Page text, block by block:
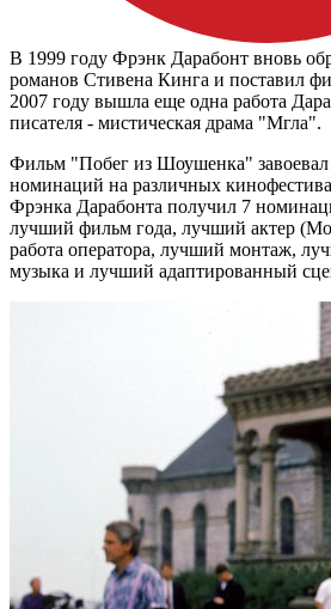
В 1999 году Фрэнк Дарабонт вновь
романов Стивена Кинга и поставил
2007 году вышла еще одна работа
писателя - мистическая драма "Мгла".
Фильм "Побег из Шоушенка" завоевал
номинаций на различных
Фрэнка Дарабонта получил 7
лучший фильм года, лучший актер
работа оператора, лучший монтаж,
музыка и лучший адаптированный